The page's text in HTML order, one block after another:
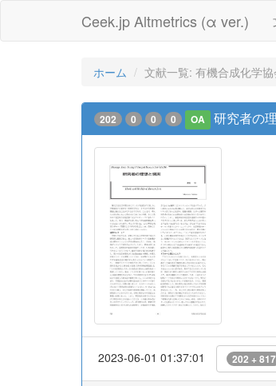
Ceek.jp Altmetrics (α ver.)
ホーム 文献一覧: 有機合成化学
202 0 0 0 OA 研究者の
2023-06-01 01:37:01 202 + 817